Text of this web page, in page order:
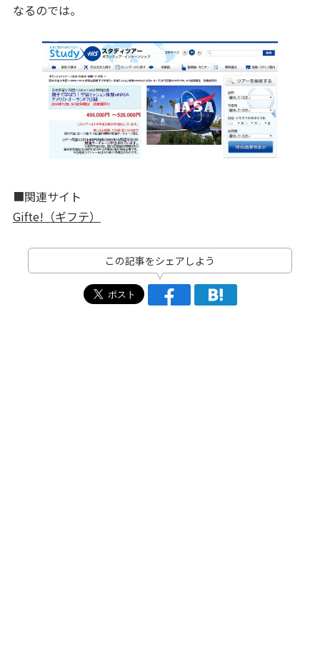
なるのでは。
■関連サイト
Gifte!（ギフテ）
この記事をシェアしよう